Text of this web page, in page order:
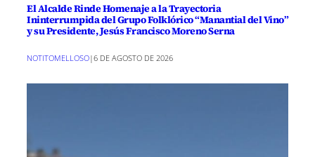
El Alcalde Rinde Homenaje a la Trayectoria
Ininterrumpida del Grupo Folklórico “Manantial del Vino”
y su Presidente, Jesús Francisco Moreno Serna
NOTITOMELLOSO|6 DE AGOSTO DE 2026